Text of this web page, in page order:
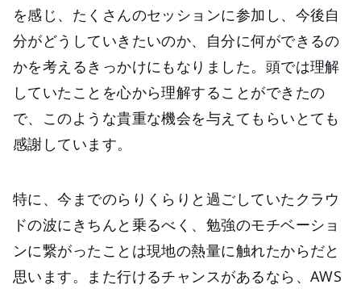
を感じ、たくさんのセッションに参加し、今後自
分がどうしていきたいのか、自分に何ができるの
かを考えるきっかけにもなりました。頭では理解
していたことを心から理解することができたの
で、このような貴重な機会を与えてもらいとても
感謝しています。
特に、今までのらりくらりと過ごしていたクラウ
ドの波にきちんと乗るべく、勉強のモチベーショ
ンに繋がったことは現地の熱量に触れたからだと
思います。また行けるチャンスがあるなら、AWS